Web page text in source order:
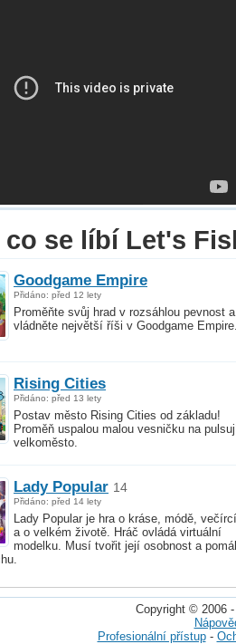
co se líbí Let's
Goodgame Empire
Přidáno: před 12 lety
Proměňte svůj hrad v rozsáhlou pevnost a
vládněte největší říši v Goodgame
Rising Cities
Přidáno: před 13 lety
Postav město Rising Cities od základu!
Proměň uspalou malou vesničku na
velkoměsto.
Lady Popular 14
Přidáno: před 14 lety
Lady Popular je hra o kráse, módě,
a o velkém životě. Hráč ovládá virtuální
modelku. Musí tvořit její osobnost a
Copyright © 2006
Profesionální přístup-